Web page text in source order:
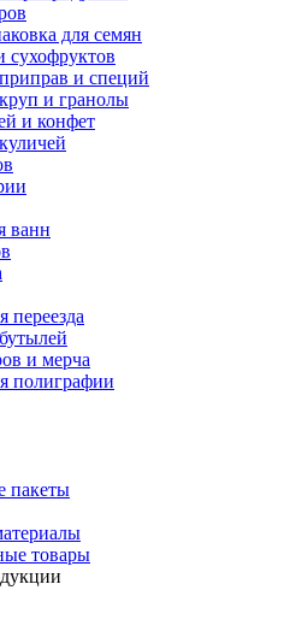
для семян
сухофруктов
и специй
и гранолы
и конфет
ванн
переезда
и мерча
полиграфии
пакеты
товары